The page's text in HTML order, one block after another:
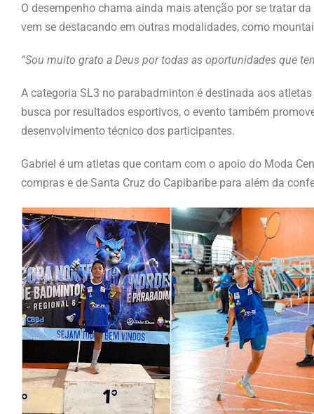
O desempenho chama ainda mais atenção por se tratar
vem se destacando em outras modalidades, como
“Sou muito grato a Deus por todas as oportunidades que
A categoria SL3 no parabadminton é destinada aos
busca por resultados esportivos, o evento também
desenvolvimento técnico dos participantes.
Gabriel é um atletas que contam com o apoio do Moda
compras e de Santa Cruz do Capibaribe para além da